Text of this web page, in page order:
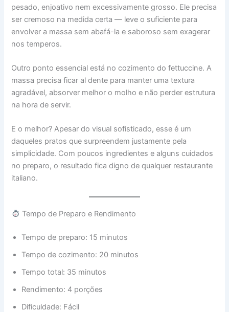
pesado, enjoativo nem excessivamente grosso. Ele precisa
ser cremoso na medida certa — leve o suficiente para
envolver a massa sem abafá-la e saboroso sem exagerar
nos temperos.
Outro ponto essencial está no cozimento do fettuccine. A
massa precisa ficar al dente para manter uma textura
agradável, absorver melhor o molho e não perder estrutura
na hora de servir.
E o melhor? Apesar do visual sofisticado, esse é um
daqueles pratos que surpreendem justamente pela
simplicidade. Com poucos ingredientes e alguns cuidados
no preparo, o resultado fica digno de qualquer restaurante
italiano.
Tempo de Preparo e Rendimento
Tempo de preparo: 15 minutos
Tempo de cozimento: 20 minutos
Tempo total: 35 minutos
Rendimento: 4 porções
Dificuldade: Fácil